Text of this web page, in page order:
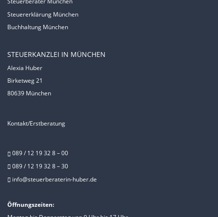
Steuererklärung München
Buchhaltung München
STEUERKANZLEI IN MÜNCHEN
Alexia Huber
Birketweg 21
80639 München
Kontakt/Erstberatung
089 / 12 19 32 8 – 00
089 / 12 19 32 8 – 30
info@steuerberaterin-huber.de
Öffnungszeiten: